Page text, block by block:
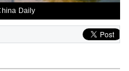
Daily